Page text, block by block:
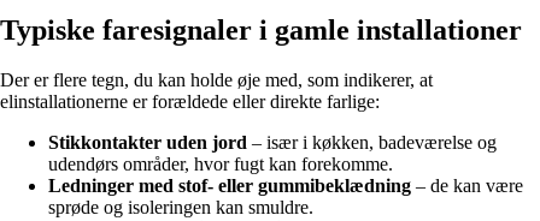
Typiske faresignaler i gamle installationer
Der er flere tegn, du kan holde øje med, som indikerer, at
elinstallationerne er forældede eller direkte farlige:
Stikkontakter uden jord – især i køkken, badeværelse og
udendørs områder, hvor fugt kan forekomme.
Ledninger med stof- eller gummibeklædning – de kan være
sprøde og isoleringen kan smuldre.